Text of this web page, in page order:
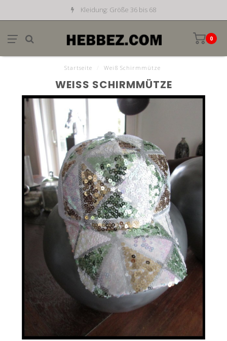
Kleidung: Größe 36 bis 68
0
Startseite Weiß Schirmmütze
WEISS SCHIRMMÜTZE